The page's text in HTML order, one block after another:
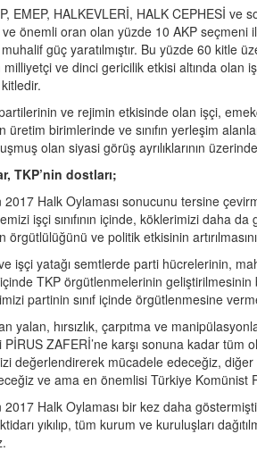
EMEP, HALKEVLERİ, HALK CEPHESİ
önemli oran olan yüzde 10 AKP seçmeni
muhalif güç yaratılmıştır. Bu yüzde 60 kitle
ve dinci gericilik etkisi altında olan
ve rejimin etkisinde olan işçi,
üretim birimlerinde ve sınıfın yerleşim
olan siyasi görüş ayrılıklarının
TKP’nin dostları;
2017 Halk Oylaması sonucunu tersine
işçi sınıfının içinde, köklerimizi daha
örgütlülüğünü ve politik etkisinin
işçi yatağı semtlerde parti hücrelerinin,
TKP örgütlenmelerinin
partinin sınıf içinde örgütlenmesine
yalan, hırsızlık, çarpıtma ve
ZAFERİ’ne karşı sonuna kadar tüm
değerlendirerek mücadele edeceğiz,
ve ama en önemlisi Türkiye Komünist
2017 Halk Oylaması bir kez daha
yıkılıp, tüm kurum ve kuruluşları